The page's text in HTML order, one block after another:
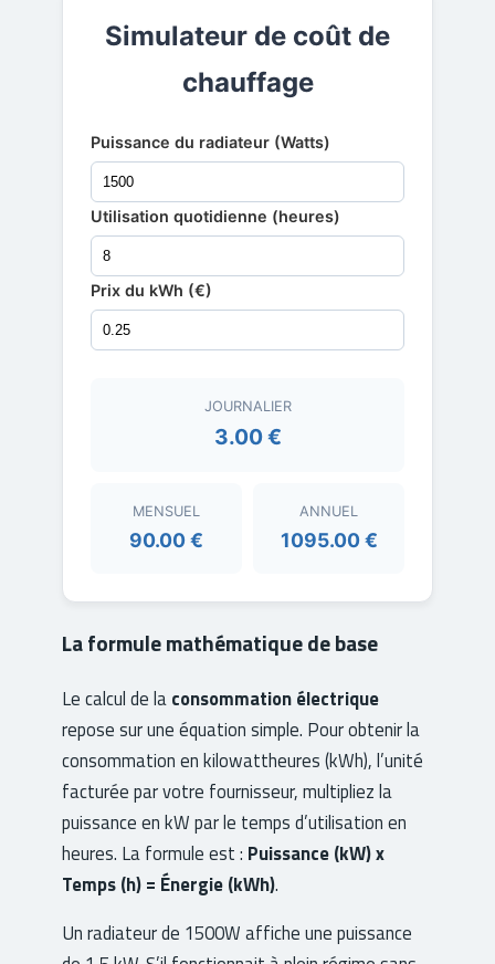
Simulateur de coût de
chauffage
Puissance du radiateur (Watts)
Utilisation quotidienne (heures)
Prix du kWh (€)
JOURNALIER
3.00 €
MENSUEL
90.00 €
ANNUEL
1095.00 €
La formule mathématique de base
Le calcul de la consommation électrique
repose sur une équation simple. Pour obtenir la
consommation en kilowattheures (kWh), l’unité
facturée par votre fournisseur, multipliez la
puissance en kW par le temps d’utilisation en
heures. La formule est : Puissance (kW) x
Temps (h) = Énergie (kWh).
Un radiateur de 1500W affiche une puissance